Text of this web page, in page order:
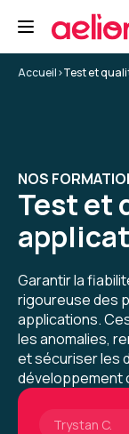
Accueil>Test et
NOS
Test et
Garantir la
rigoureuse des
applications.
les anomalies,
et sécuriser les
développement
Formation :
L'expérience
particulier à
sessions et
fluide
Formation :
Trystan C.